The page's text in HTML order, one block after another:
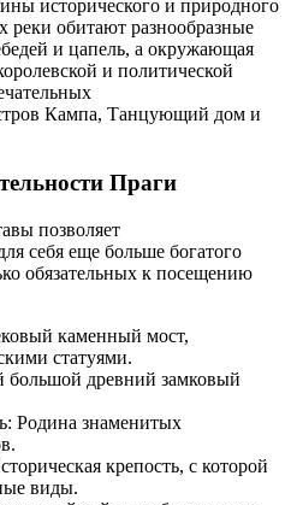
исторического и природного
реки обитают разнообразные
и цапель, а окружающая
и политической
Кампа, Танцующий дом и
Праги
позволяет
себя еще больше богатого
обязательных к посещению
каменный мост,
статуями.
древний замковый
Родина знаменитых
крепость, с которой
виды.